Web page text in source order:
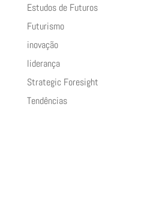
Estudos de Futuros
Futurismo
inovação
liderança
Strategic Foresight
Tendências